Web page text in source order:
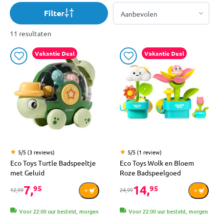
Filter
11 resultaten
Vakantie Deal
5/5 (3 reviews)
Eco Toys Turtle Badspeeltje
met Geluid
12,997,95
Voor 22:00 uur besteld, morgen
Vakantie Deal
5/5 (1 review)
Eco Toys Wolk en Bloem
Roze Badspeelgoed
24,9914,95
Voor 22:00 uur besteld, morgen